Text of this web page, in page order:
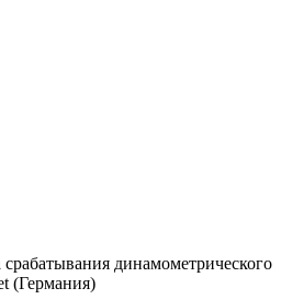
динамометрического
(Германия)